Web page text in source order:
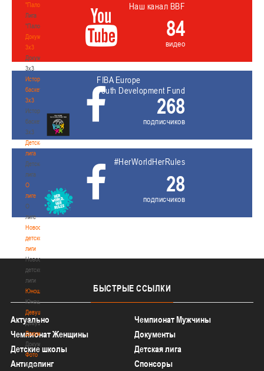
"Палова"
Лига
"Палова"
Документы
3х3
Документы
3х3
История
баскетбола
3х3
История
баскетбола
3х3
Детская
лига
Детская
лига
О
лиге
О
лиге
Новости
детской
лиги
Новости
детской
лиги
Юноши
Юноши
Девушки
Девушки
Документы
Документы
Фото
Фото
Наш канал BBF
84
видео
FIBA Europe
Youth Development Fund
268
подписчиков
#HerWorldHerRules
28
подписчиков
БЫСТРЫЕ ССЫЛКИ
Актуально
Чемпионат Мужчины
Чемпионат Женщины
Документы
Детские школы
Детская лига
Антидопинг
Спонсоры